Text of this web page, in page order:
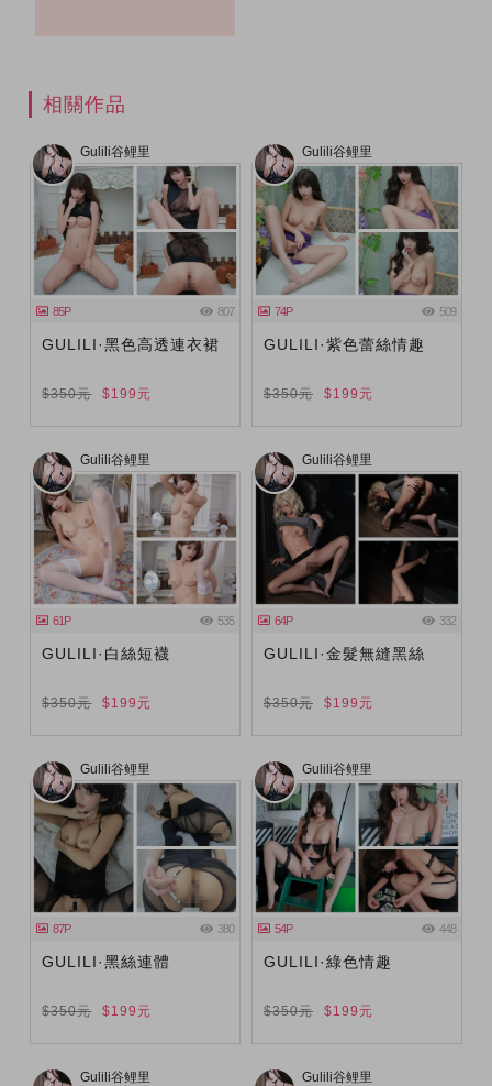
相關作品
Gulili谷鲤里
85P 807
GULILI·黑色高透連衣裙
$350元 $199元
Gulili谷鲤里
74P 509
GULILI·紫色蕾絲情趣
$350元 $199元
Gulili谷鲤里
61P 535
GULILI·白絲短襪
$350元 $199元
Gulili谷鲤里
64P 332
GULILI·金髮無縫黑絲
$350元 $199元
Gulili谷鲤里
87P 380
GULILI·黑絲連體
$350元 $199元
Gulili谷鲤里
54P 448
GULILI·綠色情趣
$350元 $199元
Gulili谷鲤里 Gulili谷鲤里